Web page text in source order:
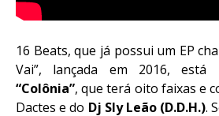
16 Beats, que já possui um EP
Vai”, lançada em 2016, está
“Colônia”, que terá oito faixas e
Dactes e do Dj Sly Leão (D.D.H.).